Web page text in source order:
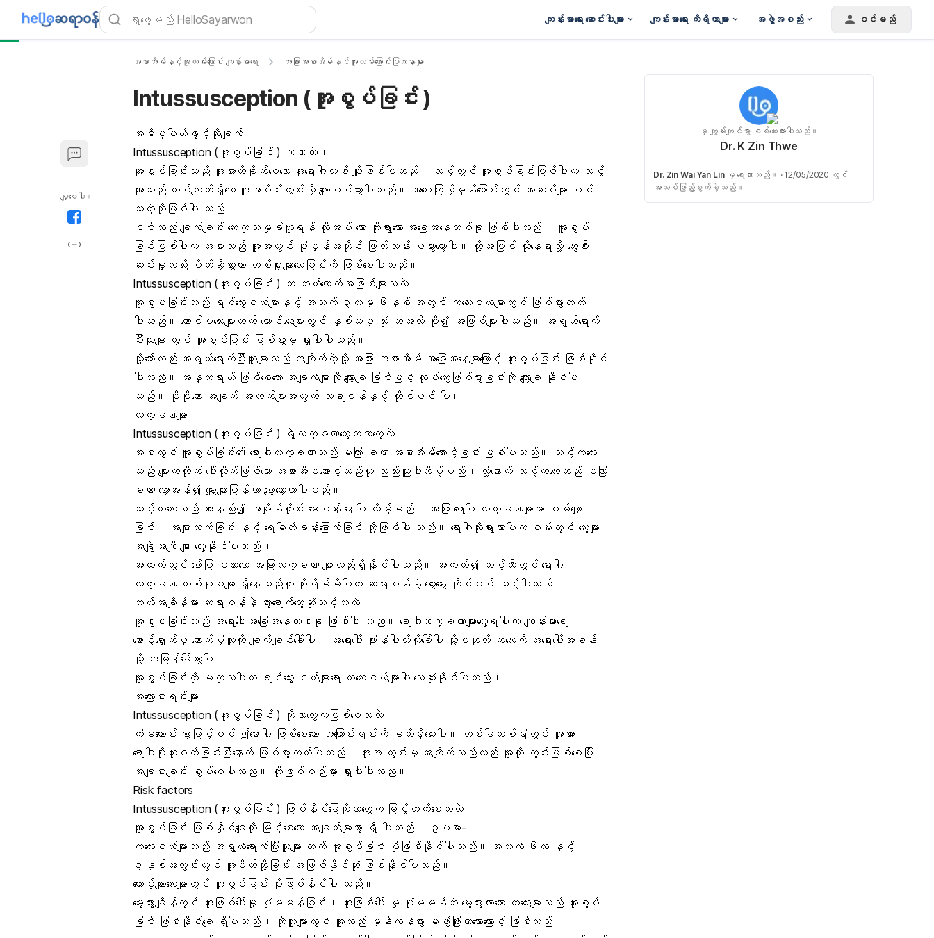
ကျန်းမာရေး ဆောင်းပါးများ ကျန်းမာရေး ကိရိယာများ အဖွဲ့အစည်း ဝင်မည်
မျှဝေပါ။
အစာအိမ်နှင့်အူလမ်းကြောင်း ကျန်းမာရေး အခြားအစာအိမ်နှင့်အူလမ်းကြောင်းပြဿနာများ
Intussusception (အူစွပ်ခြင်း )
အဓိပ္ပါယ်ဖွင့်ဆိုချက်
Intussusception (အူစွပ်ခြင်း ) ကဘာလဲ။
အူစွပ်ခြင်းသည် အူအားထိခိုက်စေသော အူရောဂါတစ် မျိုးဖြစ်ပါသည်။ သင့်တွင် အူစွပ်ခြင်းဖြစ်ပါက သင့်
အူသည် ကပ်လျက်ရှိသော အူအပိုင်းတွင်းသို့ လျောဝင်သွားပါသည်။ အဝေးကြည့်မှန်ပြောင်းတွင် အဆစ်များ ဝင်
သကဲ့သို့ဖြစ်ပါ သည်။
၎င်းသည် ချက်ချင်း ဆေးကုသမှုခံယူရန် လိုအပ် သော ဆိုးရွားသော အခြေအနေတစ်ခု ဖြစ်ပါသည်။ အူစွပ်
ခြင်းဖြစ်ပါက အစာသည် အူအတွင်း ပုံမှန်အတိုင်း ဖြတ်သန်း မသွားတော့ပါ။ ထို့အပြင် ထိုနေရာသို့ သွေးစီး
ဆင်းမှုလည်း ပိတ်ဆို့သွားကာ တစ်ရှူးများသေခြင်းကို ဖြစ်စေပါသည်။
Intussusception (အူစွပ်ခြင်း ) က ဘယ်လောက်အဖြစ်များသလဲ
အူစွပ်ခြင်းသည် ရင်သွေးငယ်များနှင့် အသက် ၃လမှ ၆နှစ် အတွင်း ကလေးငယ်များတွင် ဖြစ်ပွားတတ်
ပါသည်။ ကောင်မလေးများထက် ကောင်လေးများတွင် နှစ်ဆမှ သုံး ဆအထိ ပို၍ အဖြစ်များပါသည်။ အရွယ်ရောက်
ပြီးသူများ တွင် အူစွပ်ခြင်း ဖြစ်ပွားမှု ရှားပါးပါသည်။
သို့သော်လည်း အရွယ်ရောက်ပြီးသူများသည် အကျိတ်ကဲ့သို့ အခြား အစာအိမ် အခြေအနေများကြောင့် အူစွပ်ခြင်း ဖြစ်နိုင်
ပါသည်။ အန္တရာယ် ဖြစ်စေသော အချက်များကို လျော့ချ ခြင်းဖြင့် တုပ်ကွေးဖြစ်ပွားခြင်းကို လျော့ချ နိုင်ပါ
သည်။ ပိုမိုသော အချက် အလက်များအတွက် ဆရာဝန်နှင့် တိုင်ပင် ပါ။
လက္ခဏာများ
Intussusception (အူစွပ်ခြင်း ) ရဲ့လက္ခဏာတွေကဘာတွေလဲ
အစတွင် အူစွပ်ခြင်း၏ ရောဂါလက္ခဏာသည် မကြာ ခဏ အစာအိမ်အောင့်ခြင်း ဖြစ်ပါသည်။ သင့်ကလေး
သည် ပျောက်လိုက် ပေါ်လိုက်ဖြစ်သော အစာအိမ်အောင့်သည်ဟု ညည်းညူပါလိမ့်မည်။ ထို့နောက် သင့်ကလေးသည် မကြာ
ခဏ အော့အန်၍ ချွေးများပြန်ကာ ဖျော့တော့လာပါမည်။
သင့်ကလေးသည် အားနည်း၍ အချိန်တိုင်း မောပန်း နေပါ လိမ့်မည်။ အခြား ရောဂါ လက္ခဏာများမှာ ဝမ်းလျှော
ခြင်း၊ အဖျားတက်ခြင်း နှင့် ရေဓါတ်ခန်းခြောက်ခြင်း တို့ဖြစ်ပါ သည်။ ရောဂါဆိုးရွားလာပါက ဝမ်းတွင် သွေးများ
အချွဲအကျိ များ တွေ့နိုင်ပါသည်။
အထက်တွင် ဖော်ပြ မထားသော အခြားလက္ခဏာ များလည်းရှိနိုင်ပါသည်။ အကယ်၍ သင့်ဆီတွင် ရောဂါ
လက္ခဏာ တစ်ခုခုများ ရှိနေသည်ဟု စိုးရိမ်မိပါက ဆရာဝန်နဲ့ ဆွေးနွေး တိုင်ပင် သင့်ပါသည်။
ဘယ်အချိန်မှာ ဆရာဝန်နဲ့ သွားရောက်တွေ့ဆုံသင့်သလဲ
အူစွပ်ခြင်းသည် အရေးပေါ်အခြေအနေတစ်ခု ဖြစ်ပါ သည်။ ရောဂါလက္ခဏာများတွေ့ရပါက ကျန်းမာရေး
စောင့်ရှောက်မှု ထောက်ပံ့သူကို ချက်ချင်းခေါ်ပါ။ အရေးပေါ် ဖုံးနံပါတ်ကိုခေါ်ပါ သို့မဟုတ် ကလေးကို အရေးပေါ်အခန်း
သို့ အမြန်ခေါ်သွားပါ။
အူစွပ်ခြင်းကို မကုသပါက ရင်သွေး ငယ်များရော ကလေးငယ်များပါ သေဆုံးနိုင်ပါသည်။
အကြောင်းရင်းများ
Intussusception (အူစွပ်ခြင်း ) ကိုဘာတွေကဖြစ်စေသလဲ
ကံမကောင်း စွာဖြင့်ပင် ဤရောဂါ ဖြစ်စေသော အကြောင်းရင်းကို မသိရှိသေးပါ။ တစ်ခါတစ်ရံတွင် အူအား
ရောဂါပိုးကူးစက်ခြင်းပြီးနောက် ဖြစ်ပွားတတ်ပါသည်။ အူအ တွင်းမှ အကျိတ်သည်လည်း အူကို ကွင်းဖြစ်စေပြီး
အချင်းချင်း စွပ်စေပါသည်။ ထိုဖြစ်စဉ်မှာ ရှားပါးပါသည်။
Risk factors
Intussusception (အူစွပ်ခြင်း ) ဖြစ်နိုင်ခြေကိုဘာတွေက မြင့်တက်စေသလဲ
အူစွပ်ခြင်း ဖြစ်နိုင်ချေကို မြင့်စေသော အချက်များစွာ ရှိ ပါသည်။ ဥပမာ-
ကလေးငယ်များသည် အရွယ်ရောက်ပြီးသူများ ထက် အူစွပ်ခြင်း ပိုဖြစ်နိုင်ပါသည်။ အသက် ၆လ နှင့်
၃နှစ်အတွင်းတွင် အူပိတ်ဆို့ခြင်း အဖြစ်နိုင်ဆုံး ဖြစ်နိုင်ပါသည်။
ယောင်္ကျားလေးများတွင် အူစွပ်ခြင်း ပိုဖြစ်နိုင်ပါ သည်။
မွေးဖွားချိန်တွင် အူဖြစ်ပေါ်မှု ပုံမမှန်ခြင်း။ အူဖြစ်ပေါ် မှု ပုံမမှန်ဘဲ မွေးဖွားလာသော ကလေးများသည် အူစွပ်
ခြင်း ဖြစ်နိုင်ချေ ရှိပါသည်။ ထိုသူများတွင် အူသည် မှန်ကန်စွာ မဖွံဖြိုးလာသောကြောင့် ဖြစ်သည်။
မှ ကျွမ်းကျင်စွာ စစ်ဆေးထားပါသည်။
Dr. K Zin Thwe
Dr. Zin Wai Yan Linမှ ရေးသားသည်။ · 12/05/2020 တွင်
အသစ်ဖြည့်စွက်ခဲ့သည်။